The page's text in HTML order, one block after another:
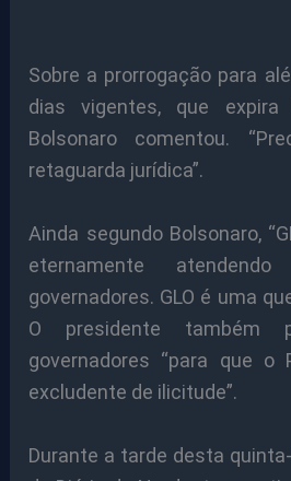
Sobre a prorrogação para
dias vigentes, que expira
Bolsonaro comentou.
retaguarda jurídica”.
Ainda segundo Bolsonaro,
eternamente
governadores. GLO é uma
O presidente também
governadores “para que o
excludente de ilicitude”.
Durante a tarde desta